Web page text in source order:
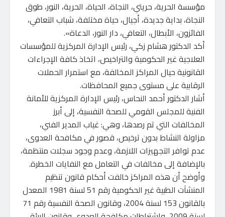
مؤسسة الحرية، حريتي، النجاة، الحياة، الحرية، النور، طوق
النجاة، بداية جديدة، أجيال، حياة مختلفة، شباب التعافي،
الفائزون، الأبطال، التعافي، دار النور، الدعاة».
أكد الدكتور هشام زكي، رئيس الإدارة المركزية للمؤسسات
العلاجية غير الحكومية والتراخيص، اتخاذ كافة الإجراءات
القانونية حيال المراكز المخالفة، مع استمرار الحملات
الرقابية على مستوى جميع المحافظات.
أشار الدكتور أحمد النحاس، رئيس الإدارة المركزية للأمانة
الفنية للمجلس القومي للصحة النفسية، إلى أبرز
المخالفات التي تم رصدها، وهي: غياب المدير الفني،
مزاولة النشاط بدون ترخيص، قصور في مكافحة العدوى،
عدم توافر التجهيزات اللازمة، وعدم وجود سجلات منتظمة،
بالإضافة إلى مخالفات في التعامل مع النفايات الخطرة.
وأوضح أن هذه المراكز خالفت أحكام قانون تنظيم
المنشآت الطبية غير الحكومية رقم 51 لسنة 1981 المعدل
بالقانون 153 لسنة 2004، وقانون الصحة النفسية رقم 71